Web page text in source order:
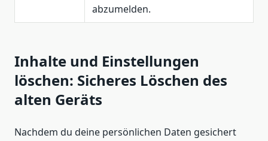
abzumelden.
Inhalte und Einstellungen
löschen: Sicheres Löschen des
alten Geräts
Nachdem du deine persönlichen Daten gesichert